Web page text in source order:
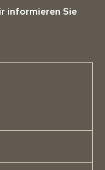
informieren Sie